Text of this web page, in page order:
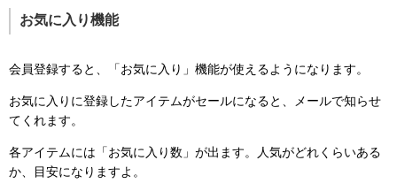
お気に入り機能
会員登録すると、「お気に入り」機能が使えるようになります。
お気に入りに登録したアイテムがセールになると、メールで知らせ
てくれます。
各アイテムには「お気に入り数」が出ます。人気がどれくらいある
か、目安になりますよ。